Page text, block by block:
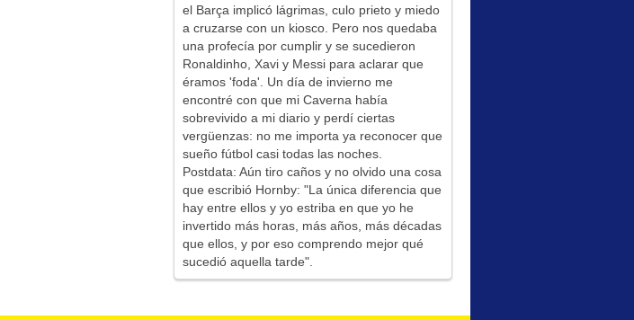
el Barça implicó lágrimas, culo prieto y miedo
a cruzarse con un kiosco. Pero nos quedaba
una profecía por cumplir y se sucedieron
Ronaldinho, Xavi y Messi para aclarar que
éramos 'foda'. Un día de invierno me
encontré con que mi Caverna había
sobrevivido a mi diario y perdí ciertas
vergüenzas: no me importa ya reconocer que
sueño fútbol casi todas las noches.
Postdata: Aún tiro caños y no olvido una cosa
que escribió Hornby: "La única diferencia que
hay entre ellos y yo estriba en que yo he
invertido más horas, más años, más décadas
que ellos, y por eso comprendo mejor qué
sucedió aquella tarde".